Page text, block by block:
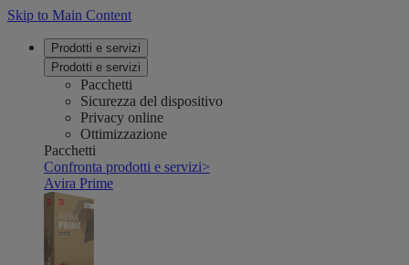
Skip to Main Content
Prodotti e servizi
Prodotti e servizi
Pacchetti
Sicurezza del dispositivo
Privacy online
Ottimizzazione
Pacchetti
Confronta prodotti e servizi>
Avira Prime